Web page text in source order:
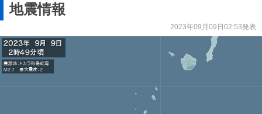
地震情報
2023年09月09日02:53発表